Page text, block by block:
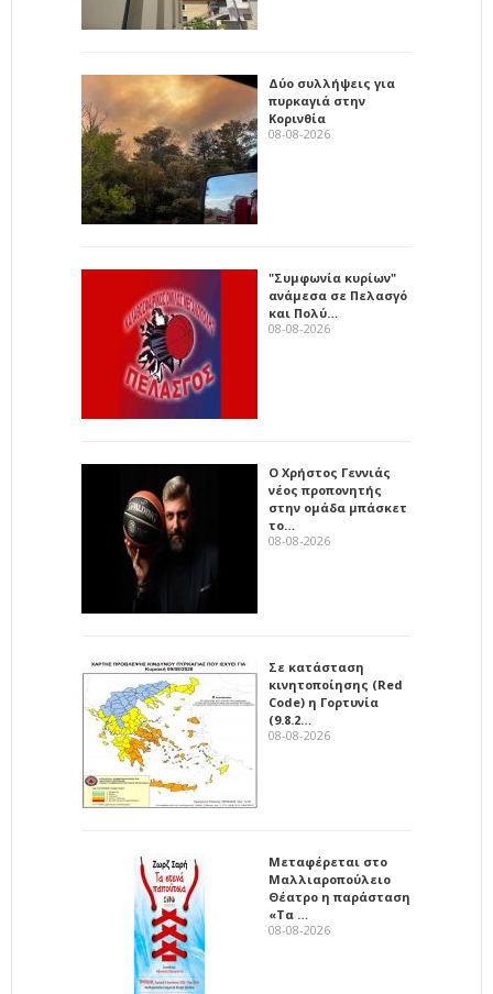
Δύο συλλήψεις για
πυρκαγιά στην
Κορινθία
08-08-2026
"Συμφωνία κυρίων"
ανάμεσα σε Πελασγό
και Πολύ…
08-08-2026
Ο Χρήστος Γεννιάς
νέος προπονητής
στην ομάδα μπάσκετ
το…
08-08-2026
Σε κατάσταση
κινητοποίησης (Red
Code) η Γορτυνία
(9.8.2…
08-08-2026
Μεταφέρεται στο
Μαλλιαροπούλειο
Θέατρο η παράσταση
«Τα …
08-08-2026